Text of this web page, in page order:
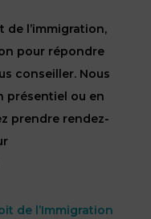
de l’immigration,
pour répondre
conseiller. Nous
présentiel ou en
prendre rendez-
de l’Immigration